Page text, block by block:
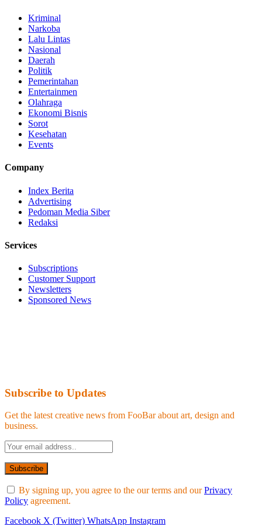
Kriminal
Narkoba
Lalu Lintas
Nasional
Daerah
Politik
Pemerintahan
Entertainmen
Olahraga
Ekonomi Bisnis
Sorot
Kesehatan
Events
Company
Index Berita
Advertising
Pedoman Media Siber
Redaksi
Services
Subscriptions
Customer Support
Newsletters
Sponsored News
Subscribe to Updates
Get the latest creative news from FooBar about art, design and
business.
By signing up, you agree to the our terms and ourPrivacy
Policy agreement.
Facebook X (Twitter) WhatsApp Instagram